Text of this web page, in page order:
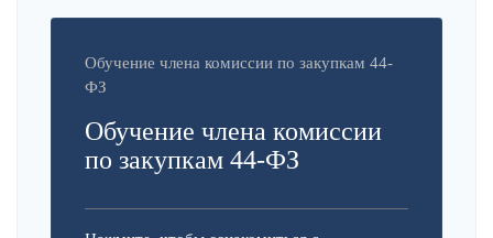
Обучение члена комиссии по закупкам 44-
ФЗ
Обучение члена комиссии
по закупкам 44-ФЗ